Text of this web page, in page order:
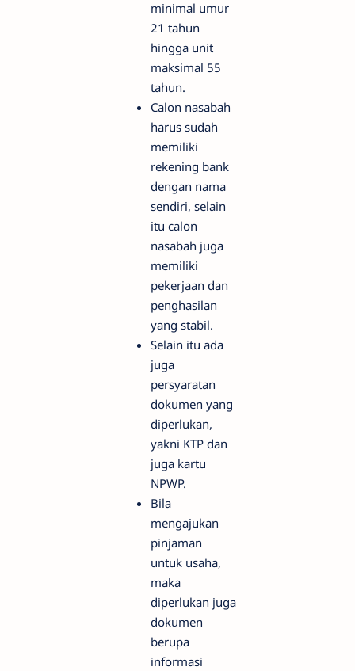
minimal umur
21 tahun
hingga unit
maksimal 55
tahun.
Calon nasabah
harus sudah
memiliki
rekening bank
dengan nama
sendiri, selain
itu calon
nasabah juga
memiliki
pekerjaan dan
penghasilan
yang stabil.
Selain itu ada
juga
persyaratan
dokumen yang
diperlukan,
yakni KTP dan
juga kartu
NPWP.
Bila
mengajukan
pinjaman
untuk usaha,
maka
diperlukan juga
dokumen
berupa
informasi